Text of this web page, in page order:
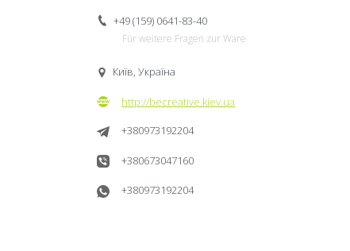
+49 (159) 0641-83-40
Für weitere Fragen zur Ware
Київ, Україна
http://becreative.kiev.ua
+380973192204
+380673047160
+380973192204